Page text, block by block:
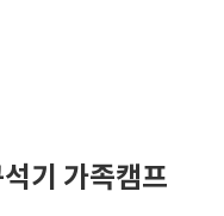
기 가족캠프